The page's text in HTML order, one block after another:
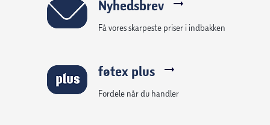
Nyhedsbrev
Få vores skarpeste priser i indbakken
føtex plus
Fordele når du handler